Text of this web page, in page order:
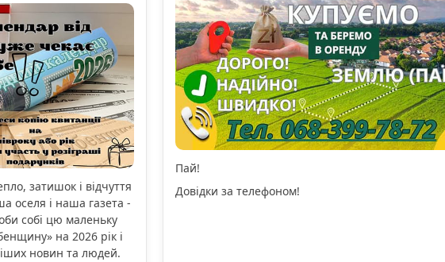
затишок і відчуття
оселя і наша газета -
собі цю маленьку
на 2026 рік і
новин та людей.
Пай!
Довідки за телефоном!